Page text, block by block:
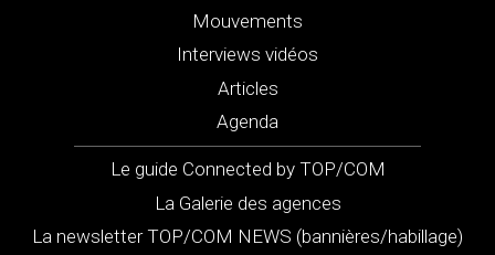
Mouvements
Interviews vidéos
Articles
Agenda
Le guide Connected by TOP/COM
La Galerie des agences
La newsletter TOP/COM NEWS (bannières/habillage)